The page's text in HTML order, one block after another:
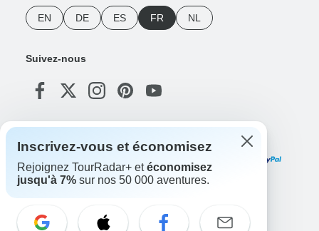
EN DE ES FR NL
Suivez-nous
Inscrivez-vous et économisez
Rejoignez TourRadar+ etéconomisez
jusqu'à 7% sur nos 50 000 aventures.